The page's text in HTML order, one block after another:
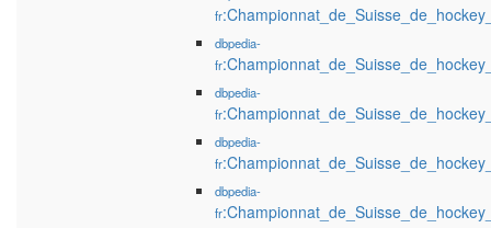
fr
dbpedia-
fr
dbpedia-
fr
dbpedia-
fr
dbpedia-
fr